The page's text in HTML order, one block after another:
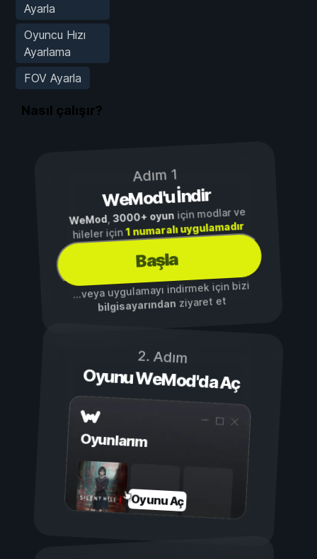
Ayarla
Oyuncu Hızı
Ayarlama
FOV Ayarla
Nasıl çalışır?
Adım 1
WeMod'u İndir
WeMod,3000+ oyuniçin modlar ve
hileler için1 numaralı uygulamadır
Başla
...veya uygulamayı indirmek için bizi
bilgisayarından ziyaret et
2. Adım
Oyunu WeMod'da Aç
Oyunlarım
Oyunu Aç